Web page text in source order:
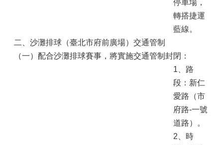
停車場，
轉搭捷運
藍線。
二、沙灘排球（臺北市府前廣場）交通管制
（一）配合沙灘排球賽事，將實施交通管制封閉：
1、路
段：新仁
愛路（市
府路-一號
道路）。
2、時